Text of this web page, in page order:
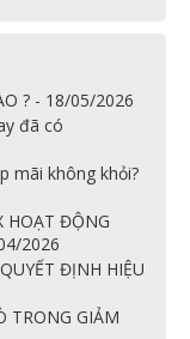
? - 18/05/2026
đã có
mãi không khỏi?
HOẠT ĐỘNG
2026
ĐỊNH HIỆU
TRONG GIẢM